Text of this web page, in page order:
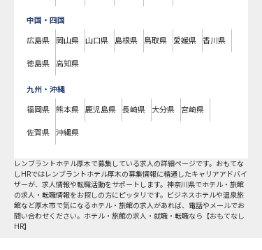
中国・四国
広島県 岡山県 山口県 島根県 鳥取県 愛媛県 香川県
徳島県 高知県
九州・沖縄
福岡県 熊本県 鹿児島県 長崎県 大分県 宮崎県
佐賀県 沖縄県
レンブラントホテル厚木で募集している求人の詳細ページです。おもてな
しHRではレンブラントホテル厚木の募集情報に精通したキャリアアドバイ
ザーが、求人情報や転職活動をサポートします。神奈川県でホテル・旅館
の求人・転職情報をお探しの方にピッタリです。ビジネスホテルや温泉旅
館など厚木市で気になるホテル・旅館の求人があれば、電話やメールでお
問い合わせください。ホテル・旅館の求人・就職・転職なら【おもてなし
HR】